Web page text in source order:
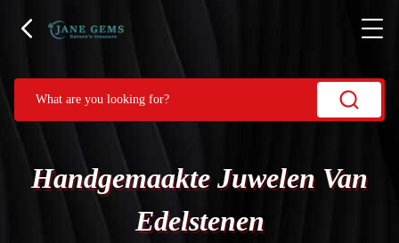
Handgemaakte Juwelen Van
Edelstenen